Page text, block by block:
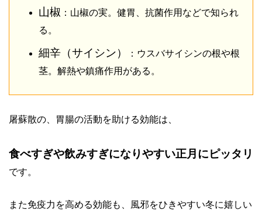
山椒 ：山椒の実。健胃、抗菌作用などで知られ
る。
細辛（サイシン）
：ウスバサイシンの根や根
茎。解熱や鎮痛作用がある。
屠蘇散の、胃腸の活動を助ける効能は、
食べすぎや飲みすぎになりやすい正月にピッタリ
です。
また免疫力を高める効能も、風邪をひきやすい冬に嬉しい